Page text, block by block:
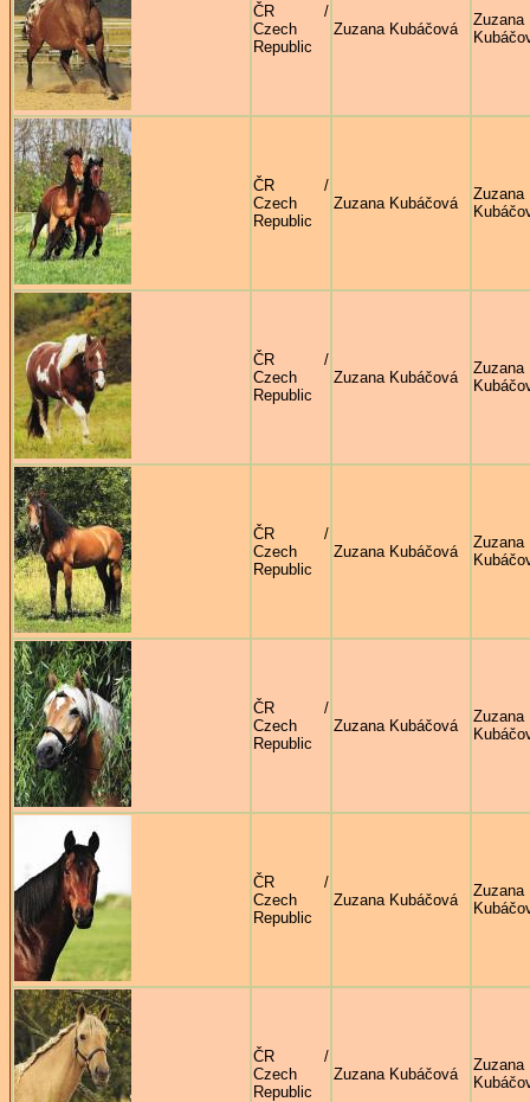
ČR /
Czech
Republic
Zuzana Kubáčová
Zuzana
ČR /
Czech
Republic
Zuzana Kubáčová
Zuzana
ČR /
Czech
Republic
Zuzana Kubáčová
Zuzana
ČR /
Czech
Republic
Zuzana Kubáčová
Zuzana
ČR /
Czech
Republic
Zuzana Kubáčová
Zuzana
ČR /
Czech
Republic
Zuzana Kubáčová
Zuzana
ČR /
Czech
Republic
Zuzana Kubáčová
Zuzana